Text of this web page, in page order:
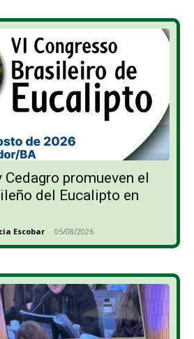
Cedagro promueven el
del Eucalipto en
Escobar - 05/08/2026